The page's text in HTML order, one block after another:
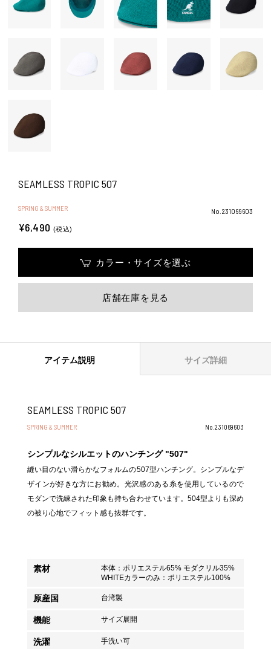
SEAMLESS TROPIC 507
SPRING & SUMMER No.231069603
¥6,490 (税込)
カラー・サイズを選ぶ
店舗在庫を見る
アイテム説明 サイズ詳細
SEAMLESS TROPIC 507
SPRING & SUMMER No.231069603
シンプルなシルエットのハンチング "507"
縫い目のない滑らかなフォルムの507型ハンチング。シンプルなデ
ザインが好きな方にお勧め。光沢感のある糸を使用しているので
モダンで洗練された印象も持ち合わせています。504型よりも深め
の被り心地でフィット感も抜群です。
素材
本体：ポリエステル65% モダクリル35%
WHITEカラーのみ：ポリエステル100%
原産国 台湾製
機能 サイズ展開
洗濯 手洗い可